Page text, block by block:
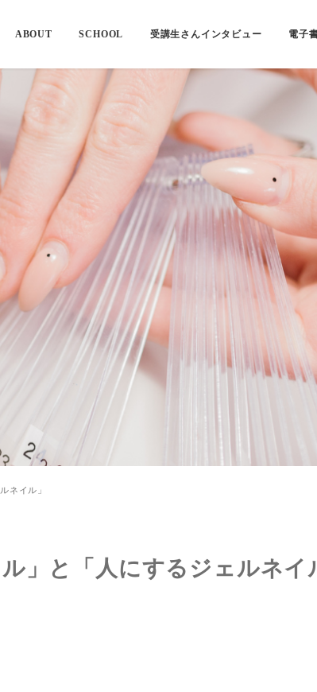
ABOUT SCHOOL 受講生さんインタビュー 電子
ネイル」
」と「人にするジェルネイ